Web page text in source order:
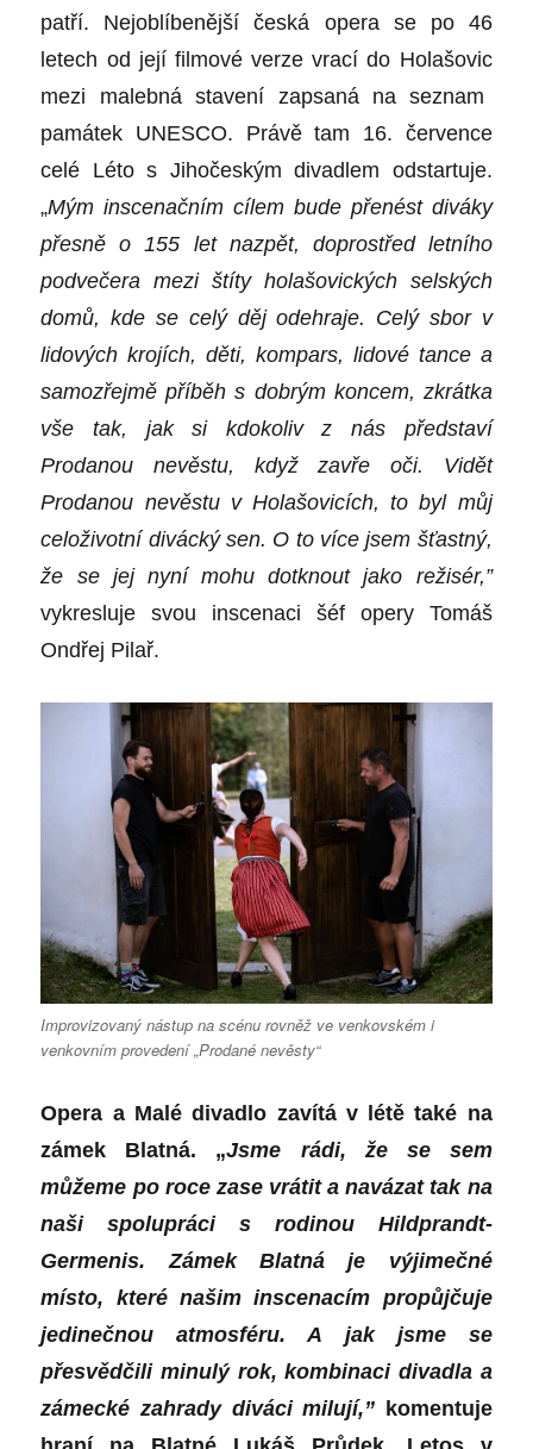
patří. Nejoblíbenější česká opera se po 46
letech od její filmové verze vracído Holašovic
mezi malebná stavení zapsaná na seznam
památek UNESCO. Právě tam 16. července
celé Léto s Jihočeským divadlem odstartuje.
„Mým inscenačním cílem bude přenést diváky
přesně o 155 let nazpět, doprostřed letního
podvečera mezi štíty holašovických selských
domů, kde se celý děj odehraje. Celý sbor v
lidových krojích, děti, kompars, lidové tance a
samozřejmě příběh s dobrým koncem, zkrátka
vše tak, jak si kdokoliv z nás představí
Prodanou nevěstu, když zavře oči. Vidět
Prodanou nevěstu v Holašovicích, to byl můj
celoživotní divácký sen. O to více jsem šťastný,
že se jej nyní mohu dotknout jako režisér,”
vykresluje svou inscenaci šéf opery Tomáš
Ondřej Pilař.
Improvizovaný nástup na scénu rovněž ve venkovském i
venkovním provedení „Prodané nevěsty“
Opera a Malé divadlo zavítá v létě také na
zámek Blatná. „Jsme rádi, že se sem
můžeme po roce zase vrátit a navázat tak na
naši spolupráci s rodinou Hildprandt-
Germenis. Zámek Blatná je výjimečné
místo, které našim inscenacím propůjčuje
jedinečnou atmosféru. A jak jsme se
přesvědčili minulý rok, kombinaci divadla a
zámecké zahrady diváci milují,” komentuje